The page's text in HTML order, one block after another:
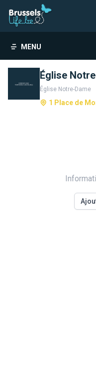
MENU
Église
Église Notre-Dame
1 Place de